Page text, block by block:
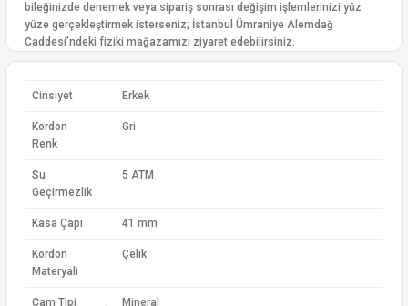
bileğinizde denemek veya sipariş sonrası değişim işlemlerinizi yüz
yüze gerçekleştirmek isterseniz; İstanbul Ümraniye Alemdağ
Caddesi’ndeki fiziki mağazamızı ziyaret edebilirsiniz.
Cinsiyet : Erkek
Kordon
Renk
: Gri
Su
Geçirmezlik
: 5 ATM
Kasa Çapı : 41 mm
Kordon
Materyali
: Çelik
Cam Tipi : Mineral